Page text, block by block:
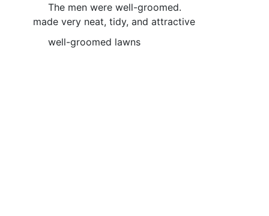
The men were well-groomed.
made very neat, tidy, and attractive
well-groomed lawns